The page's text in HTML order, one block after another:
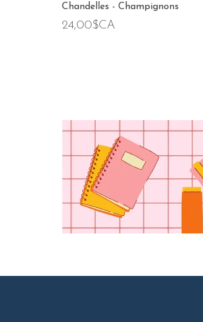
Chandelles - Champignons
24,00$CA